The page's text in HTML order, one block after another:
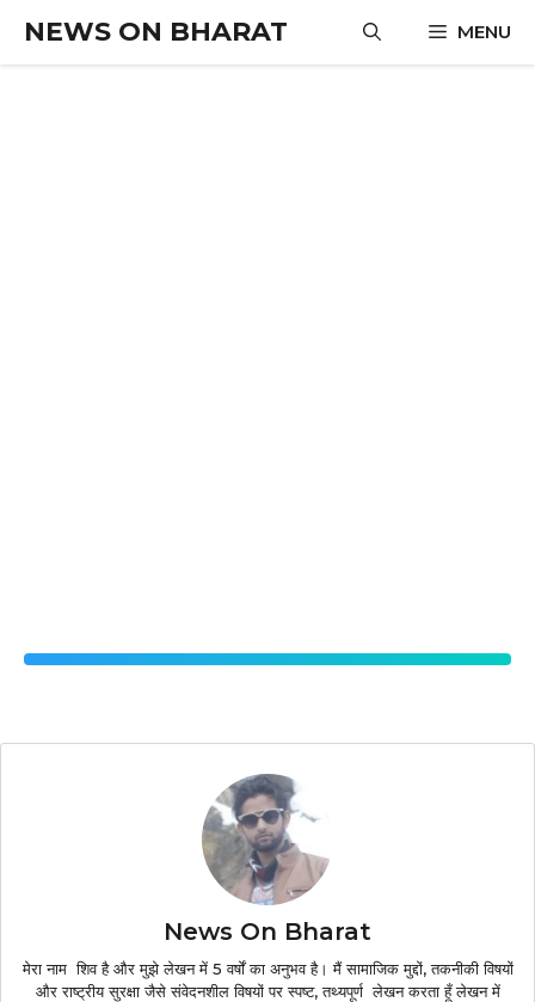
content
NEWS ON BHARAT MENU
News On Bharat
मेरा नाम शिव है और मुझे लेखन में 5 वर्षों का अनुभव है। मैं सामाजिक मुद्दों, तकनीकी विषयों
और राष्ट्रीय सुरक्षा जैसे संवेदनशील विषयों पर स्पष्ट, तथ्यपूर्ण लेखन करता हूँ लेखन में